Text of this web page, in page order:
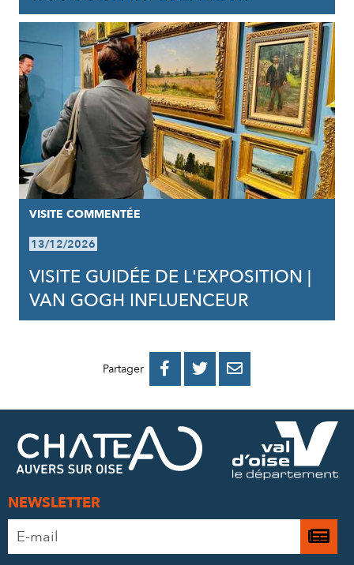
VISITE COMMENTÉE
13/12/2026
VISITE GUIDÉE DE L'EXPOSITION |
VAN GOGH INFLUENCEUR
Partager 
PARTAGER
FACEBOOK
PARTAGER
PARTAGER
MAIL
NEWSLETTER
Adresse
e-
Je